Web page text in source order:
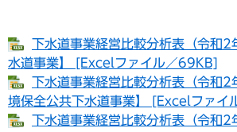
下水道事業経営比較分析表（令和2
水道事業】 [Excelファイル／69KB]
下水道事業経営比較分析表（令和2
境保全公共下水道事業】 [Excelファイ
下水道事業経営比較分析表（令和2